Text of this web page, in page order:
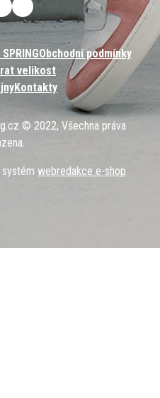
SPRINGObchodní podmínky
velikost
Kontakty
© 2022, Všechna práva
systém webredakce e-shop